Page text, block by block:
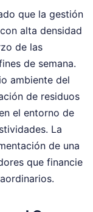
que la gestión
alta densidad
de las
de semana.
ambiente del
de residuos
el entorno de
La
de una
que financie